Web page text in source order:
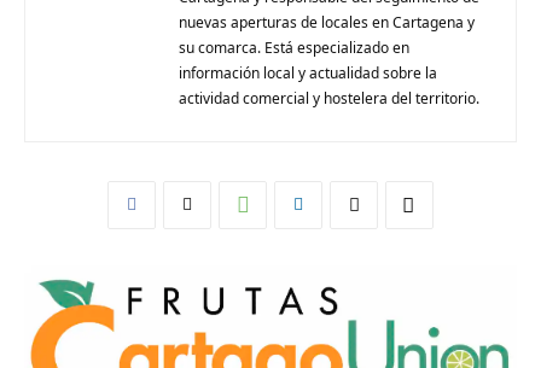
nuevas aperturas de locales en Cartagena y
su comarca. Está especializado en
información local y actualidad sobre la
actividad comercial y hostelera del territorio.